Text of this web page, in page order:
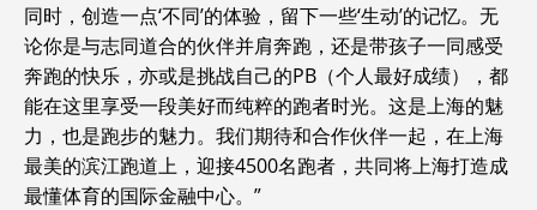
同时，创造一点‘不同’的体验，留下一些‘生动’的记忆。无
论你是与志同道合的伙伴并肩奔跑，还是带孩子一同感受
奔跑的快乐，亦或是挑战自己的PB（个人最好成绩），都
能在这里享受一段美好而纯粹的跑者时光。这是上海的魅
力，也是跑步的魅力。我们期待和合作伙伴一起，在上海
最美的滨江跑道上，迎接4500名跑者，共同将上海打造成
最懂体育的国际金融中心。”